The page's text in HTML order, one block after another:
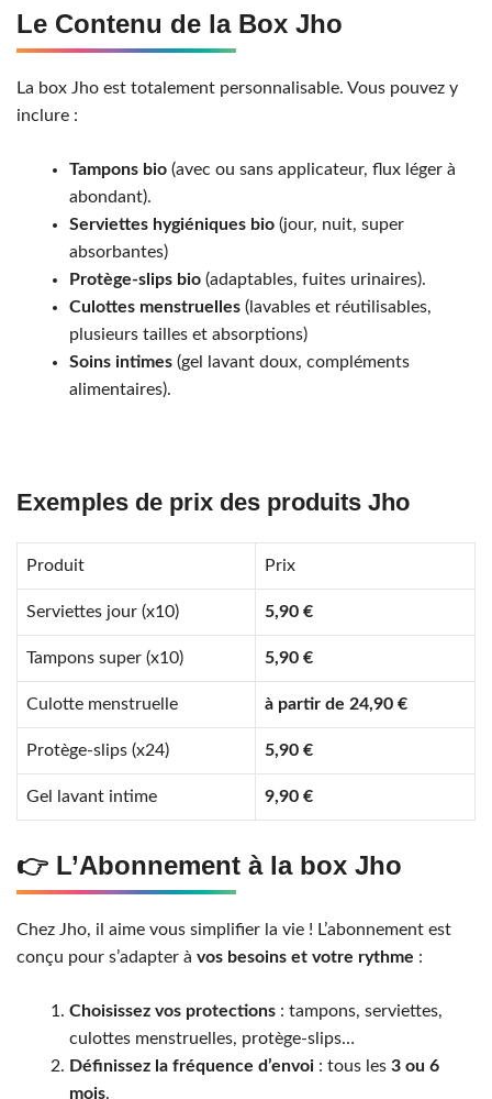
Le Contenu de la Box Jho
La box Jho est totalement personnalisable. Vous pouvez y
inclure :
Tampons bio (avec ou sans applicateur, flux léger à
abondant).
Serviettes hygiéniques bio (jour, nuit, super
absorbantes)
Protège-slips bio (adaptables, fuites urinaires).
Culottes menstruelles (lavables et réutilisables,
plusieurs tailles et absorptions)
Soins intimes (gel lavant doux, compléments
alimentaires).
Exemples de prix des produits Jho
Produit Prix
Serviettes jour (x10) 5,90 €
Tampons super (x10) 5,90 €
Culotte menstruelle à partir de 24,90 €
Protège-slips (x24) 5,90 €
Gel lavant intime 9,90 €
👉 L’Abonnement à la box Jho
Chez Jho, il aime vous simplifier la vie ! L’abonnement est
conçu pour s’adapter à vos besoins et votre rythme :
Choisissez vos protections : tampons, serviettes,
culottes menstruelles, protège-slips…
Définissez la fréquence d’envoi : tous les 3 ou 6
mois.